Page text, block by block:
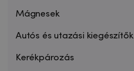
Mágnesek
Autós és utazási kiegészítők
Kerékpározás